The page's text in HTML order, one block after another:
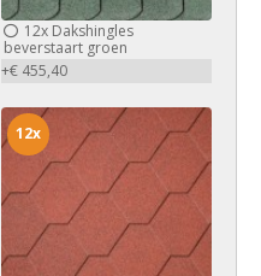
12xDakshingles
beverstaart groen
+€ 455,40
12x